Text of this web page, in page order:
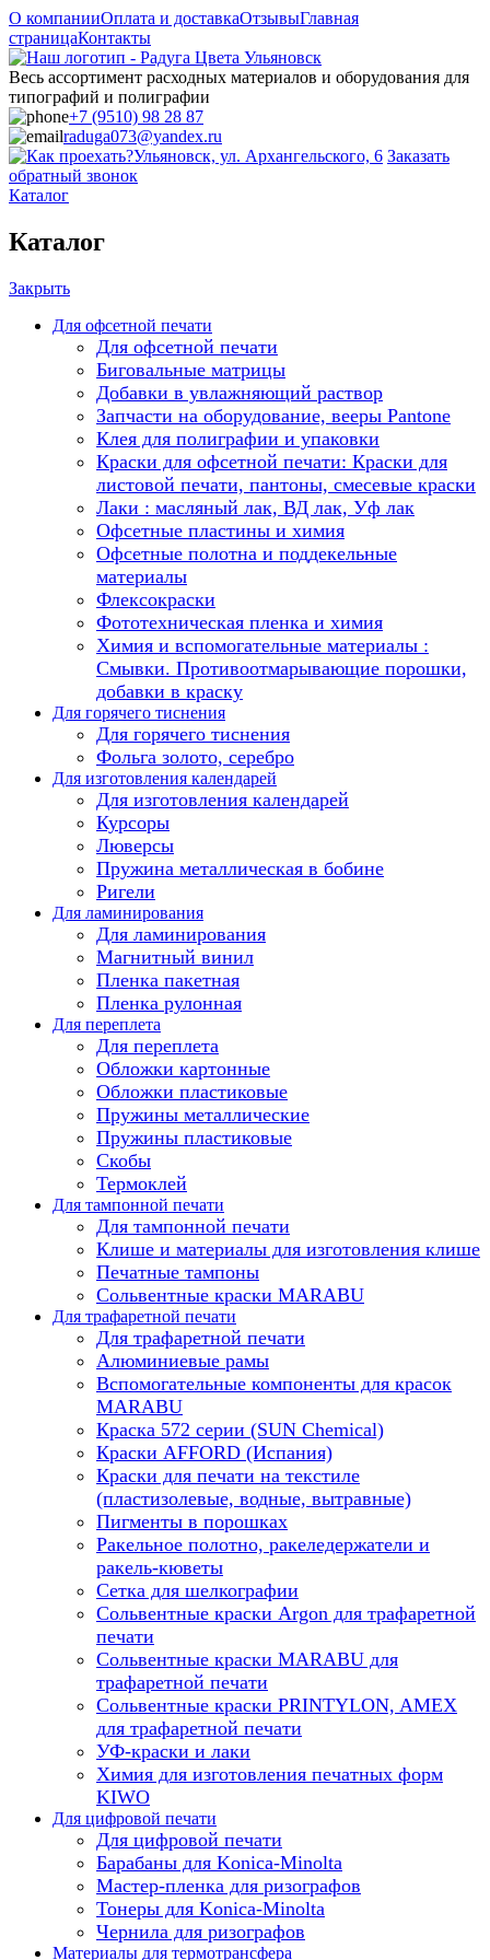
О компанииОплата и доставкаОтзывыГлавная
страницаКонтакты
Весь ассортимент расходных материалов и оборудования для
типографий и полиграфии
+7 (9510) 98 28 87
raduga073@yandex.ru
Ульяновск, ул. Архангельского, 6 Заказать
обратный звонок
Каталог
Каталог
Закрыть
Для офсетной печати
Для офсетной печати
Биговальные матрицы
Добавки в увлажняющий раствор
Запчасти на оборудование, вееры Pantone
Клея для полиграфии и упаковки
Краски для офсетной печати: Краски для
листовой печати, пантоны, смесевые краски
Лаки : масляный лак, ВД лак, Уф лак
Офсетные пластины и химия
Офсетные полотна и поддекельные
материалы
Флексокраски
Фототехническая пленка и химия
Химия и вспомогательные материалы :
Смывки. Противоотмарывающие порошки,
добавки в краску
Для горячего тиснения
Для горячего тиснения
Фольга золото, серебро
Для изготовления календарей
Для изготовления календарей
Курсоры
Люверсы
Пружина металлическая в бобине
Ригели
Для ламинирования
Для ламинирования
Магнитный винил
Пленка пакетная
Пленка рулонная
Для переплета
Для переплета
Обложки картонные
Обложки пластиковые
Пружины металлические
Пружины пластиковые
Скобы
Термоклей
Для тампонной печати
Для тампонной печати
Клише и материалы для изготовления клише
Печатные тампоны
Сольвентные краски MARABU
Для трафаретной печати
Для трафаретной печати
Алюминиевые рамы
Вспомогательные компоненты для красок
MARABU
Краска 572 серии (SUN Chemical)
Краски AFFORD (Испания)
Краски для печати на текстиле
(пластизолевые, водные, вытравные)
Пигменты в порошках
Ракельное полотно, ракеледержатели и
ракель-кюветы
Сетка для шелкографии
Сольвентные краски Argon для трафаретной
печати
Сольвентные краски MARABU для
трафаретной печати
Сольвентные краски PRINTYLON, AMEX
для трафаретной печати
УФ-краски и лаки
Химия для изготовления печатных форм
KIWO
Для цифровой печати
Для цифровой печати
Барабаны для Konica-Minolta
Мастер-пленка для ризографов
Тонеры для Konica-Minolta
Чернила для ризографов
Материалы для термотрансфера